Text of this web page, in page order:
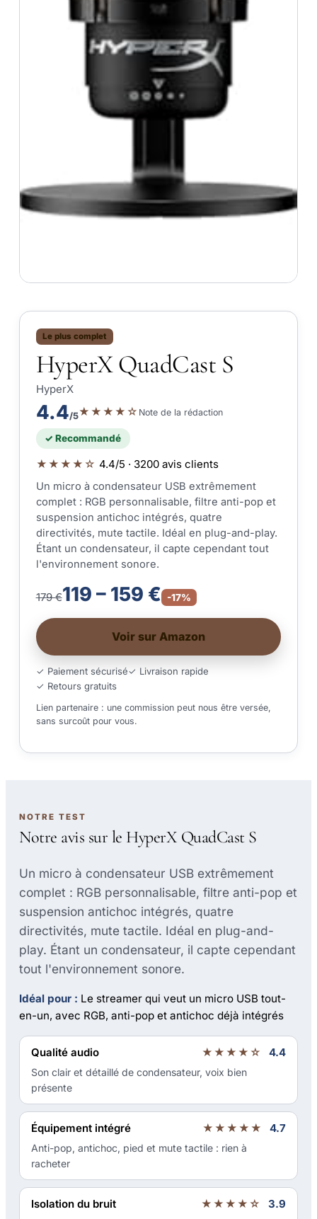
Le plus complet
HyperX QuadCast S
HyperX
4.4/5★★★★☆ Note de la rédaction
✓ Recommandé
★★★★☆ 4.4/5 · 3200 avis clients
Un micro à condensateur USB extrêmement
complet : RGB personnalisable, filtre anti-pop et
suspension antichoc intégrés, quatre
directivités, mute tactile. Idéal en plug-and-play.
Étant un condensateur, il capte cependant tout
l'environnement sonore.
179 €119 – 159 € -17%
Voir sur Amazon
✓ Paiement sécurisé✓ Livraison rapide
✓ Retours gratuits
Lien partenaire : une commission peut nous être versée,
sans surcoût pour vous.
NOTRE TEST
Notre avis sur le HyperX QuadCast S
Un micro à condensateur USB extrêmement
complet : RGB personnalisable, filtre anti-pop et
suspension antichoc intégrés, quatre
directivités, mute tactile. Idéal en plug-and-
play. Étant un condensateur, il capte cependant
tout l'environnement sonore.
Idéal pour : Le streamer qui veut un micro USB tout-
en-un, avec RGB, anti-pop et antichoc déjà intégrés
Qualité audio ★★★★☆ 4.4
Son clair et détaillé de condensateur, voix bien
présente
Équipement intégré ★★★★★ 4.7
Anti-pop, antichoc, pied et mute tactile : rien à
racheter
Isolation du bruit ★★★★☆ 3.9